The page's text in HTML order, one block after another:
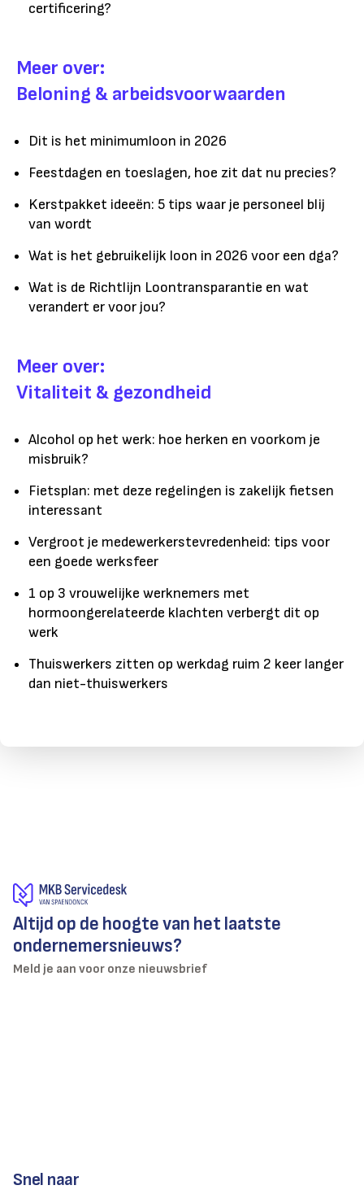
certificering?
Meer over:
Beloning & arbeidsvoorwaarden
Dit is het minimumloon in 2026
Feestdagen en toeslagen, hoe zit dat nu precies?
Kerstpakket ideeën: 5 tips waar je personeel blij
van wordt
Wat is het gebruikelijk loon in 2026 voor een dga?
Wat is de Richtlijn Loontransparantie en wat
verandert er voor jou?
Meer over:
Vitaliteit & gezondheid
Alcohol op het werk: hoe herken en voorkom je
misbruik?
Fietsplan: met deze regelingen is zakelijk fietsen
interessant
Vergroot je medewerkerstevredenheid: tips voor
een goede werksfeer
1 op 3 vrouwelijke werknemers met
hormoongerelateerde klachten verbergt dit op
werk
Thuiswerkers zitten op werkdag ruim 2 keer langer
dan niet-thuiswerkers
Altijd op de hoogte van het laatste
ondernemersnieuws?
Meld je aan voor onze nieuwsbrief
Snel naar